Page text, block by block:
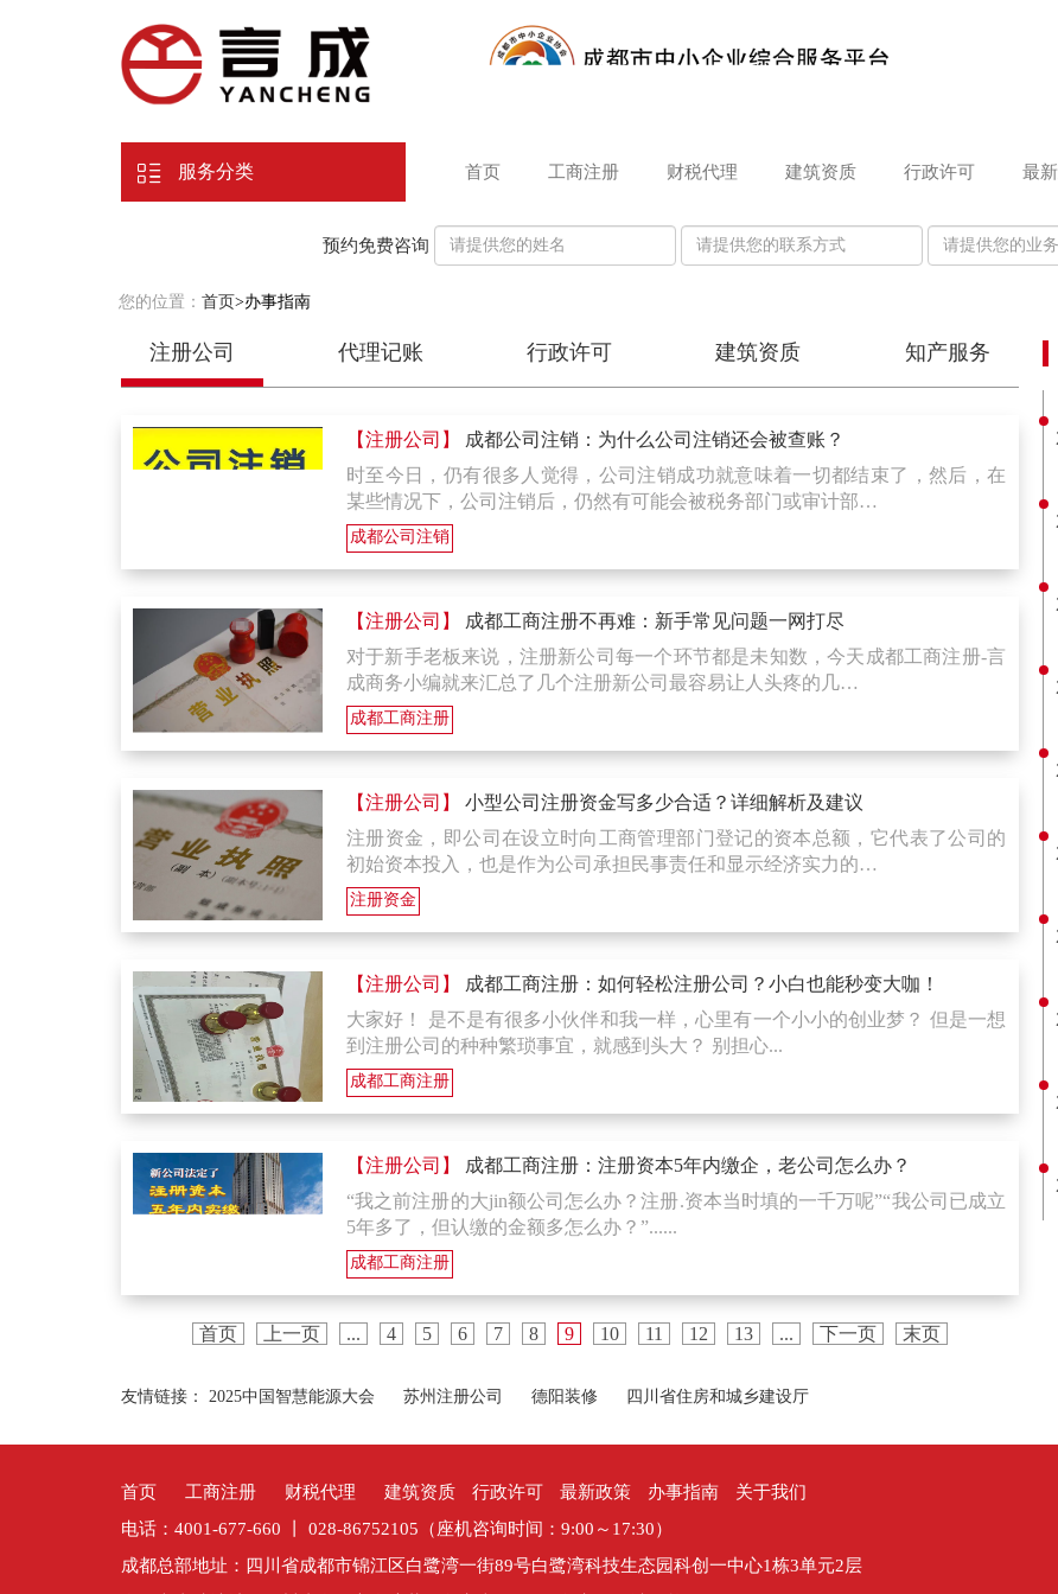
服务分类 首页 工商注册 财税代理 建筑资质 行政许可 最
预约免费咨询
您的位置： 首页>办事指南
注册公司 代理记账 行政许可 建筑资质 知产服务
【注册公司】
成都公司注销：为什么公司注销还会被查账？
时至今日，仍有很多人觉得，公司注销成功就意味着一切都结束了，然后，在
某些情况下，公司注销后，仍然有可能会被税务部门或审计部…
成都公司注销
【注册公司】
成都工商注册不再难：新手常见问题一网打尽
对于新手老板来说，注册新公司每一个环节都是未知数，今天成都工商注册-言
成商务小编就来汇总了几个注册新公司最容易让人头疼的几…
成都工商注册
【注册公司】
小型公司注册资金写多少合适？详细解析及建议
注册资金，即公司在设立时向工商管理部门登记的资本总额，它代表了公司的
初始资本投入，也是作为公司承担民事责任和显示经济实力的…
注册资金
【注册公司】
成都工商注册：如何轻松注册公司？小白也能秒变大咖！
大家好！ 是不是有很多小伙伴和我一样，心里有一个小小的创业梦？ 但是一想
到注册公司的种种繁琐事宜，就感到头大？ 别担心...
成都工商注册
【注册公司】
成都工商注册：注册资本5年内缴企，老公司怎么办？
“我之前注册的大jin额公司怎么办？注册.资本当时填的一千万呢”“我公司已成立
5年多了，但认缴的金额多怎么办？”......
成都工商注册
首页 上一页 ... 4 5 6 7 8 9 10 11 12 13 ... 下一页 末页
友情链接： 2025中国智慧能源大会 苏州注册公司 德阳装修 四川省住房和城乡建设厅
首页 工商注册 财税代理 建筑资质 行政许可 最新政策 办事指南
关于我们
电话：4001-677-660 丨 028-86752105（座机咨询时间：9:00～17:30）
成都总部地址：四川省成都市锦江区白鹭湾一街89号白鹭湾科技生态园科创一中心1栋3单元2层